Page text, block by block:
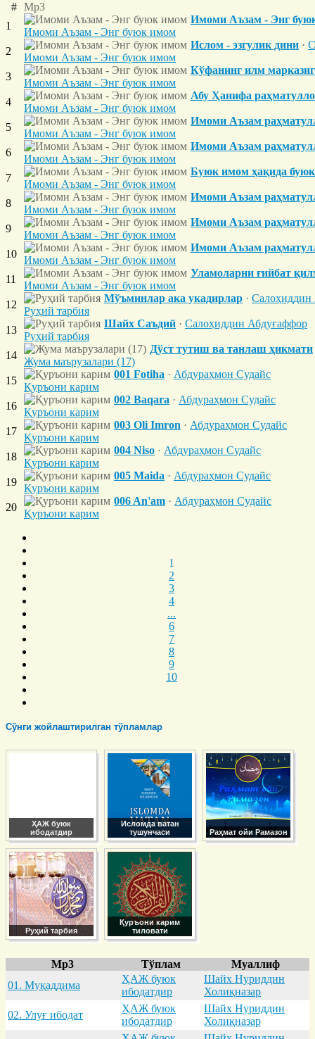
# Mp3
1
Имоми Аъзам - Энг
Имоми Аъзам - Энг буюк имом
2
Ислом - эзгулик дини ·
Имоми Аъзам - Энг буюк имом
3
Кўфанинг илм
Имоми Аъзам - Энг буюк имом
4
Абу Ҳанифа раҳматуллоҳи
Имоми Аъзам - Энг буюк имом
5
Имоми Аъзам
Имоми Аъзам - Энг буюк имом
6
Имоми Аъзам
Имоми Аъзам - Энг буюк имом
7
Буюк имом ҳақида
Имоми Аъзам - Энг буюк имом
8
Имоми Аъзам
Имоми Аъзам - Энг буюк имом
9
Имоми Аъзам
Имоми Аъзам - Энг буюк имом
10
Имоми Аъзам
Имоми Аъзам - Энг буюк имом
11
Уламоларни ғийбат
Имоми Аъзам - Энг буюк имом
12
Мўъминлар ака укадирлар · Салоҳиддин
Руҳий тарбия
13
Шайх Саъдий · Салоҳиддин Абдуғаффор
Руҳий тарбия
14
Дўст тутиш ва танлаш ҳикмати
Жума маърузалари (17)
15
001 Fotiha · Абдураҳмон Судайс
Қуръони карим
16
002 Baqara · Абдураҳмон Судайс
Қуръони карим
17
003 Oli Imron · Абдураҳмон Судайс
Қуръони карим
18
004 Niso · Абдураҳмон Судайс
Қуръони карим
19
005 Maida · Абдураҳмон Судайс
Қуръони карим
20
006 An'am · Абдураҳмон Судайс
Қуръони карим
1
2
3
4
...
6
7
8
9
10
Сўнги жойлаштирилган тўпламлар
ҲАЖ буюк
ибодатдир
Исломда ватан
тушунчаси
Раҳмат ойи Рамазон
Руҳий тарбия
Қуръони карим
тиловати
Mp3 Тўплам
Муаллиф
01. Муқaддимa
ҲАЖ буюк
ибодатдир
Шайх Нуриддин
Холиқназар
02. Улуғ ибодaт
ҲАЖ буюк
ибодатдир
Шайх Нуриддин
Холиқназар